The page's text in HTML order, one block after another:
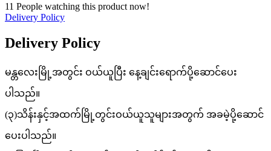
11 People watching this product now!
Delivery Policy
Delivery Policy
မန္တလေးမြို့အတွင်း ဝယ်ယူပြီး နေ့ချင်းရောက်ပို့ဆောင်ပေး
ပါသည်။
(၃)သိန်းနှင့်အထက်မြို့တွင်းဝယ်ယူသူများအတွက် အခမဲ့ပို့ဆောင်
ပေးပါသည်။